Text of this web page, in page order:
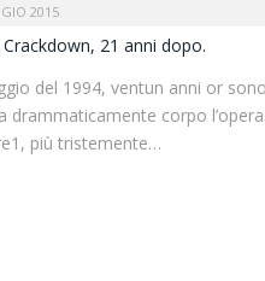
2015
21 anni dopo.
del 1994, ventun anni or
drammaticamente corpo
più tristemente…